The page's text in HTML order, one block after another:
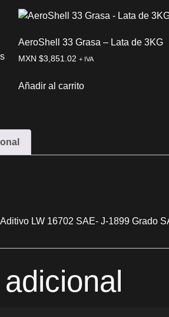
AeroShell 33 Grasa – Lata de 3KG
MXN $3,851.02 + IVA
Añadir al carrito
LW 16702 SAE- J-1899 Grado